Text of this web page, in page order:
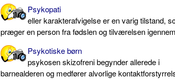
Psykopati
eller karakterafvigelse er en varig tilstand,
præger en person fra fødslen og tilværelsen igennem
Psykotiske børn
psykosen skizofreni begynder allerede i
barnealderen og medfører alvorlige